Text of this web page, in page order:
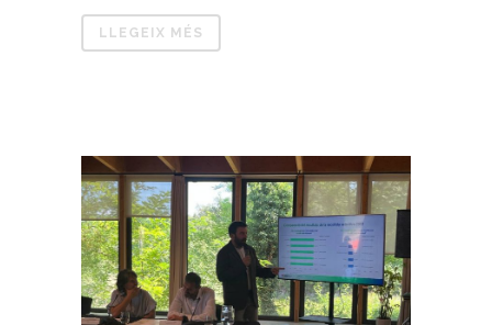
LLEGEIX MÉS